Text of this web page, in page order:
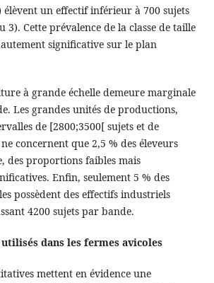
élèvent un effectif inférieur à 700 sujets
3). Cette prévalence de la classe de taille
significative sur le plan
à grande échelle demeure marginale
Les grandes unités de productions,
de [2800;3500[ sujets et de
concernent que 2,5 % des éleveurs
des proportions faibles mais
Enfin, seulement 5 % des
possèdent des effectifs industriels
4200 sujets par bande.
dans les fermes avicoles
mettent en évidence une